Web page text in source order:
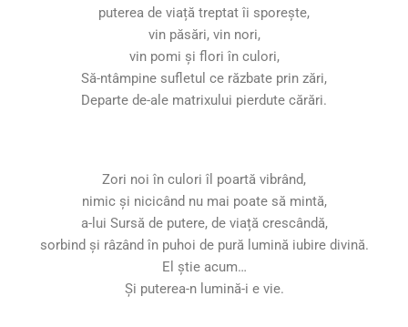
puterea de viață treptat îi sporește,
vin păsări, vin nori,
vin pomi și flori în culori,
Să-ntâmpine sufletul ce răzbate prin zări,
Departe de-ale matrixului pierdute cărări.
Zori noi în culori îl poartă vibrând,
nimic și nicicând nu mai poate să mintă,
a-lui Sursă de putere, de viață crescândă,
sorbind și râzând în puhoi de pură lumină iubire divină.
El știe acum…
Și puterea-n lumină-i e vie.